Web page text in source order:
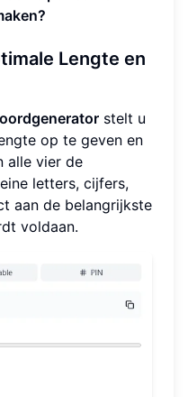
Lengte en
stelt u
op te geven en
alle vier de
letters, cijfers,
aan de belangrijkste
voldaan.